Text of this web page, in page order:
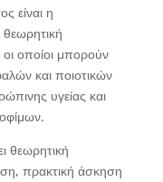
είναι η
οι οποίοι μπορούν
και ποιοτικών
υγείας και
θεωρητική
πρακτική άσκηση